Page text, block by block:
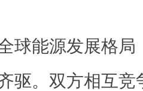
能源发展格局
驱。双方相互